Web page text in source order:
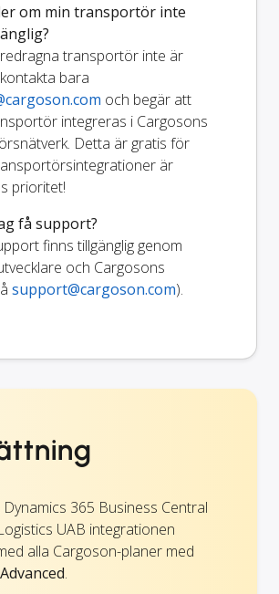
om min transportör inte
transportör inte är
bara
och begär att
integreras i Cargosons
Detta är gratis för
är
prioritet!
få support?
finns tillgänglig genom
och Cargosons
support@cargoson.com).
365 Business Central
UAB integrationen
alla Cargoson-planer med
Advanced.